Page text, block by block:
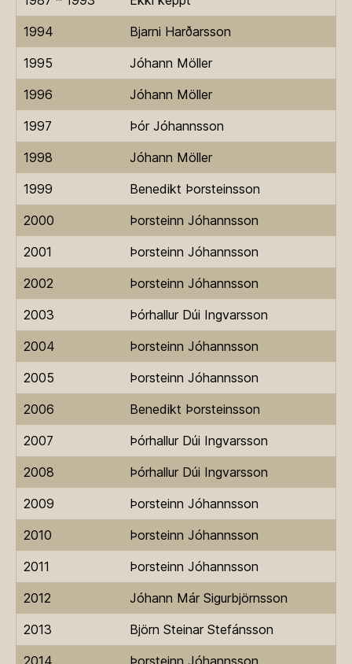
1994
Bjarni Harðarsson
1995
Jóhann Möller
1996
Jóhann Möller
1997
Þór Jóhannsson
1998
Jóhann Möller
1999
Benedikt Þorsteinsson
2000
Þorsteinn Jóhannsson
2001
Þorsteinn Jóhannsson
2002
Þorsteinn Jóhannsson
2003
Þórhallur Dúi Ingvarsson
2004
Þorsteinn Jóhannsson
2005
Þorsteinn Jóhannsson
2006
Benedikt Þorsteinsson
2007
Þórhallur Dúi Ingvarsson
2008
Þórhallur Dúi Ingvarsson
2009
Þorsteinn Jóhannsson
2010
Þorsteinn Jóhannsson
2011
Þorsteinn Jóhannsson
2012
Jóhann Már Sigurbjörnsson
2013
Björn Steinar Stefánsson
2014
Þorsteinn Jóhannsson